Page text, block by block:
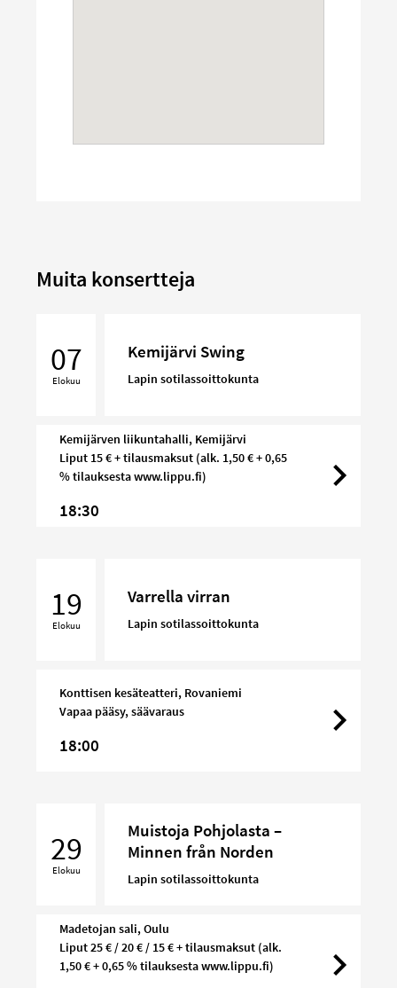
Muita konsertteja
07
Elokuu
Kemijärvi Swing
Lapin sotilassoittokunta
Kemijärven liikuntahalli, Kemijärvi
Liput 15 € + tilausmaksut (alk. 1,50 € + 0,65
% tilauksesta www.lippu.fi)
18:30
19
Elokuu
Varrella virran
Lapin sotilassoittokunta
Konttisen kesäteatteri, Rovaniemi
Vapaa pääsy, säävaraus
18:00
Minnen
29
Elokuu
Muistoja Pohjolasta –
Minnen från Norden
Lapin sotilassoittokunta
Madetojan sali, Oulu
Liput 25 € / 20 € / 15 € + tilausmaksut (alk.
1,50 € + 0,65 % tilauksesta www.lippu.fi)